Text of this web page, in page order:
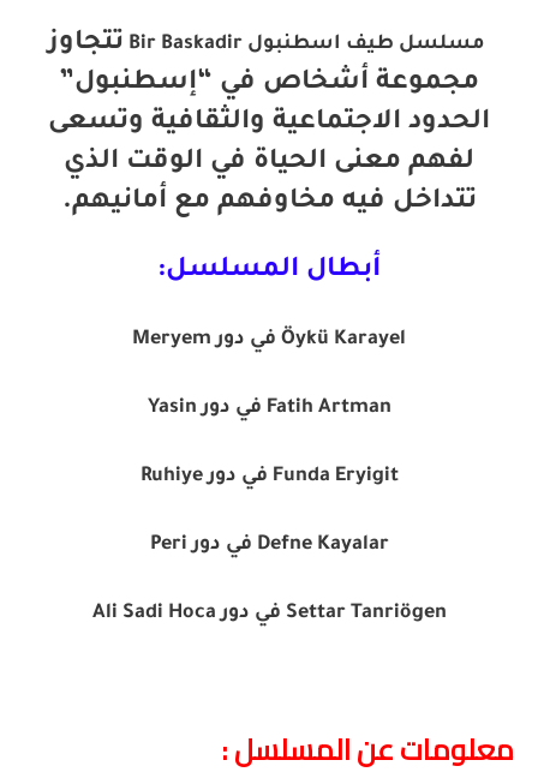
مسلسل طيف اسطنبول Bir Baskadir
تتجاوز
مجموعة أشخاص في “إسطنبول”
الحدود الاجتماعية والثقافية وتسعى
لفهم معنى الحياة في الوقت الذي
تتداخل فيه مخاوفهم مع أمانيهم.
أبطال المسلسل:
Öykü Karayel في دور Meryem
Fatih Artman في دور Yasin
Funda Eryigit في دور Ruhiye
Defne Kayalar في دور Peri
Settar Tanriögen في دور Ali Sadi Hoca
معلومات عن المسلسل :